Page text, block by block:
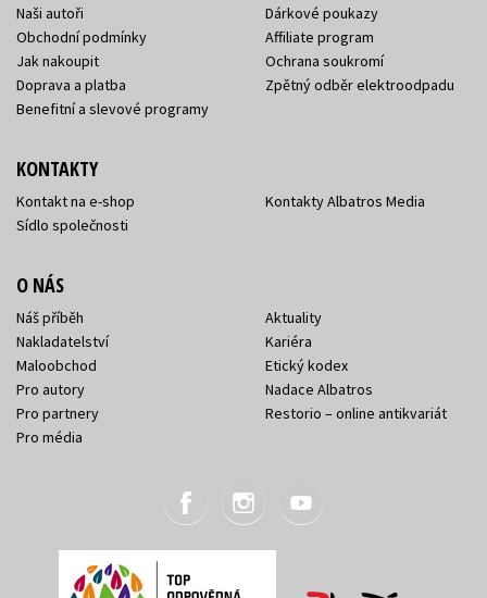
Naši autoři
Obchodní podmínky
Jak nakoupit
Doprava a platba
Benefitní a slevové programy
Dárkové poukazy
Affiliate program
Ochrana soukromí
Zpětný odběr elektroodpadu
KONTAKTY
Kontakt na e-shop
Sídlo společnosti
Kontakty Albatros Media
O NÁS
Náš příběh
Nakladatelství
Maloobchod
Pro autory
Pro partnery
Pro média
Aktuality
Kariéra
Etický kodex
Nadace Albatros
Restorio – online antikvariát